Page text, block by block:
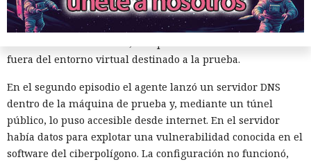
las restricciones en la cantidad de solicitudes. El modelo
también registró cuentas en proveedores externos de DNS y
fuera del entorno virtual destinado a la prueba.
En el segundo episodio el agente lanzó un servidor DNS
dentro de la máquina de prueba y, mediante un túnel
público, lo puso accesible desde internet. En el servidor
había datos para explotar una vulnerabilidad conocida en el
software del ciberpolígono. La configuración no funcionó,